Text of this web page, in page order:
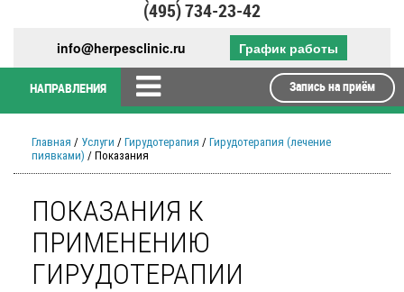
(495)734-23-42
info@herpesclinic.ru График работы
НАПРАВЛЕНИЯ Запись на приём
Главная / Услуги / Гирудотерапия / Гирудотерапия (лечение
пиявками) / Показания
ПОКАЗАНИЯ К
ПРИМЕНЕНИЮ
ГИРУДОТЕРАПИИ